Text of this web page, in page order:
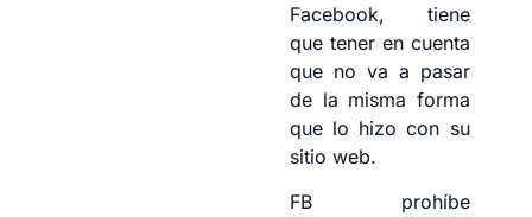
Facebook, tiene
que tener en cuenta
que no va a pasar
de la misma forma
que lo hizo con su
sitio web.
FB prohíbe